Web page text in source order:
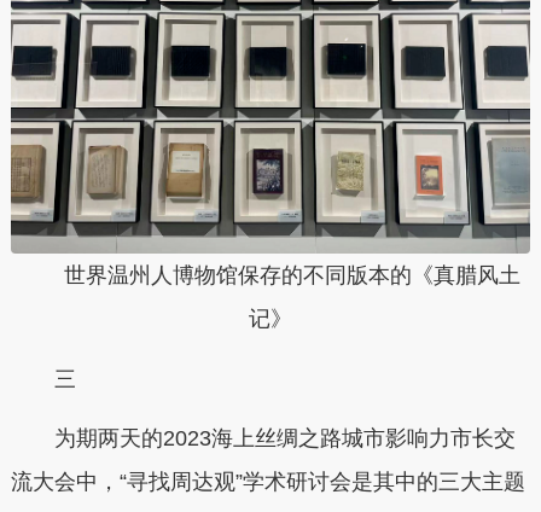
世界温州人博物馆保存的不同版本的《真腊风土
记》
三
为期两天的2023海上丝绸之路城市影响力市长交
流大会中，“寻找周达观”学术研讨会是其中的三大主题